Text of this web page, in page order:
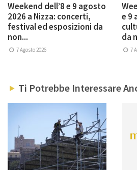
Weekend dell’8 e 9 agosto
2026 a Nizza: concerti,
festival ed esposizioni da
non...
7 Agosto 2026
e 9
da
7
Ti Potrebbe Interessare